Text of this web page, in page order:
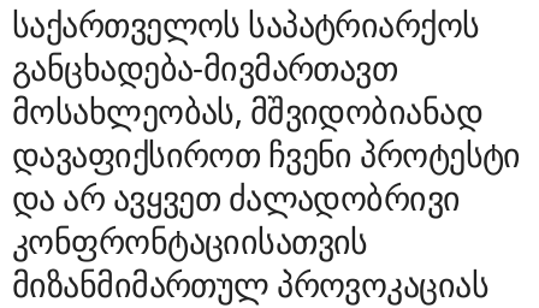
საქართველოს საპატრიარქოს
განცხადება-მივმართავთ
მოსახლეობას, მშვიდობიანად
დავაფიქსიროთ ჩვენი პროტესტი
და არ ავყვეთ ძალადობრივი
კონფრონტაციისათვის
მიზანმიმართულ პროვოკაციას